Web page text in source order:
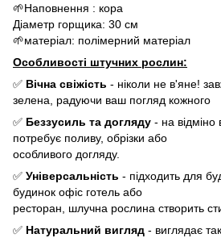
🌱Наповнення : кора
Діаметр горщика: 30 см
🌱матеріал: полімерний матеріал
Особливості штучних рослин:
✅ Вічна свіжість - ніколи не в'яне!
зелена, радуючи ваш погляд кожного
✅ Беззусиль та догляду - на відміно
потребує поливу, обрізки або
особливого догляду.
✅ Універсальність - підходить для
будинок офіс готель або
ресторан, шлучна рослина створить
✅ Натуральний вигляд - виглядає